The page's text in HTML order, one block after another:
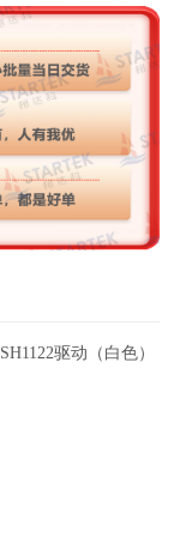
SH1122驱动 （白色）